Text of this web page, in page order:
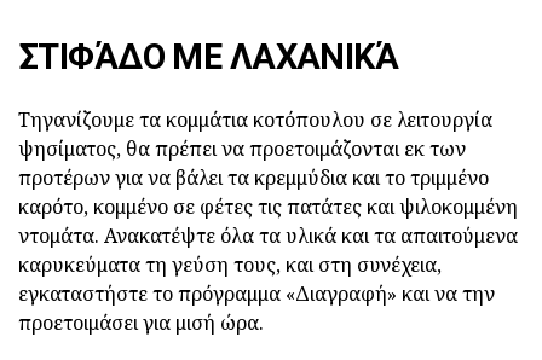
ΣΤΙΦΆΔΟ ΜΕ ΛΑΧΑΝΙΚΆ
Τηγανίζουμε τα κομμάτια κοτόπουλου σε λειτουργία
ψησίματος, θα πρέπει να προετοιμάζονται εκ των
προτέρων για να βάλει τα κρεμμύδια και το τριμμένο
καρότο, κομμένο σε φέτες τις πατάτες και ψιλοκομμένη
ντομάτα. Ανακατέψτε όλα τα υλικά και τα απαιτούμενα
καρυκεύματα τη γεύση τους, και στη συνέχεια,
εγκαταστήστε το πρόγραμμα «Διαγραφή» και να την
προετοιμάσει για μισή ώρα.